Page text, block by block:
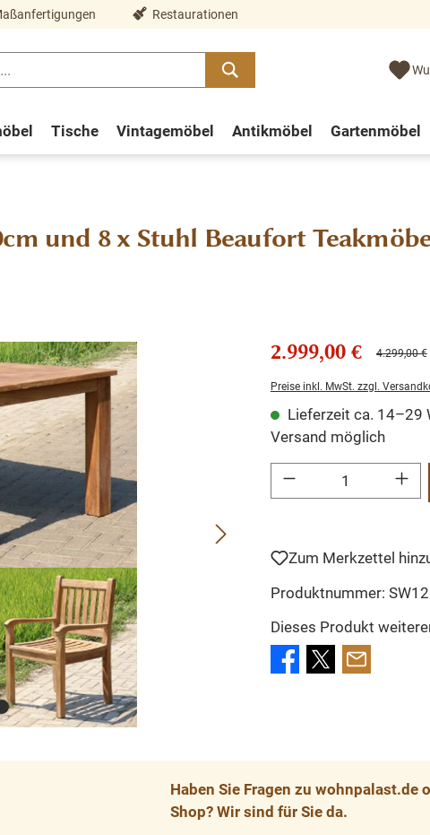
Restaurationen
Tische Vintagemöbel Antikmöbel Gartenmöbel
und 8 x Stuhl Beaufort
2.999,00 € 4.299,00 €
Preise inkl. MwSt. zzgl.
Lieferzeit ca. 14–29
Versand möglich
Produkt Anzahl: Gib den
Zum Merkzettel
Produktnummer:
Dieses Produkt
Haben Sie Fragen zu wohnpalast.de
Shop? Wir sind für Sie da.